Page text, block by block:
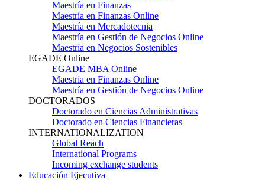
Maestría en Finanzas
Maestría en Finanzas Online
Maestría en Mercadotecnia
Maestría en Gestión de Negocios Online
Maestría en Negocios Sostenibles
EGADE Online
EGADE MBA Online
Maestría en Finanzas Online
Maestría en Gestión de Negocios Online
DOCTORADOS
Doctorado en Ciencias Administrativas
Doctorado en Ciencias Financieras
INTERNATIONALIZATION
Global Reach
International Programs
Incoming exchange students
Educación Ejecutiva